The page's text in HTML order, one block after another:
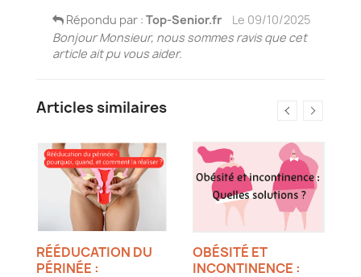
Répondu par : Top-Senior.fr Le 09/10/2025
Bonjour Monsieur, nous sommes ravis que cet
article ait pu vous aider.
Articles similaires
RÉÉDUCATION DU
PÉRINÉE :
OBÉSITÉ ET
INCONTINENCE :